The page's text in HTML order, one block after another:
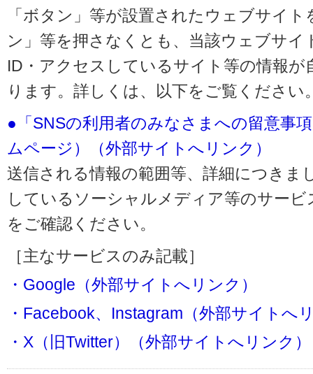
「ボタン」等が設置されたウェブサイ
ン」等を押さなくとも、当該ウェブサイ
ID・アクセスしているサイト等の情報
ります。詳しくは、以下をご覧ください
●「SNSの利用者のみなさまへの留意事
ムページ）（外部サイトへリンク）
送信される情報の範囲等、詳細につきま
しているソーシャルメディア等のサー
をご確認ください。
［主なサービスのみ記載］
・Google（外部サイトへリンク）
・Facebook、Instagram（外部サイトへ
・X（旧Twitter）（外部サイトへリンク）